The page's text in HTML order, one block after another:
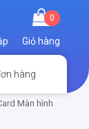
0
Giỏ hàng
hàng
Màn hình